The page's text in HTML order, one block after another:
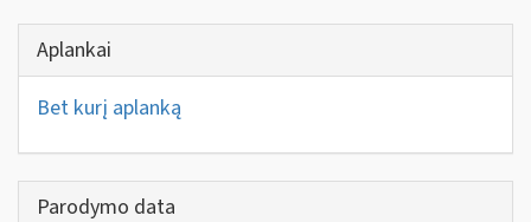
Aplankai
Bet kurį aplanką
Parodymo data